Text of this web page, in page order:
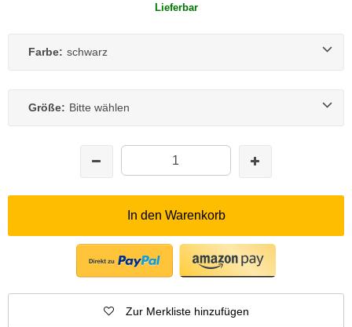
Lieferbar
Farbe: schwarz
Größe: Bitte wählen
In den Warenkorb
Zur Merkliste hinzufügen